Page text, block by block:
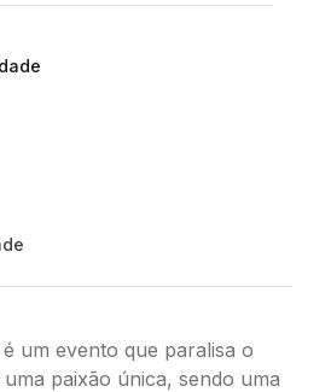
Facebook
em X em Pinterest
um evento que paralisa o
paixão única, sendo uma